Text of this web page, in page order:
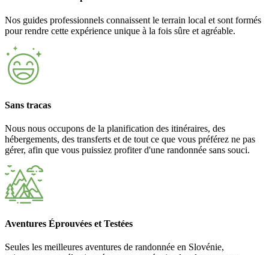
Nos guides professionnels connaissent le terrain local et sont formés
pour rendre cette expérience unique à la fois sûre et agréable.
Sans tracas
Nous nous occupons de la planification des itinéraires, des
hébergements, des transferts et de tout ce que vous préférez ne pas
gérer, afin que vous puissiez profiter d'une randonnée sans souci.
Aventures Éprouvées et Testées
Seules les meilleures aventures de randonnée en Slovénie,